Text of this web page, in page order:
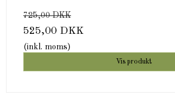
725,00 DKK
525,00 DKK
(inkl. moms)
Vis produkt